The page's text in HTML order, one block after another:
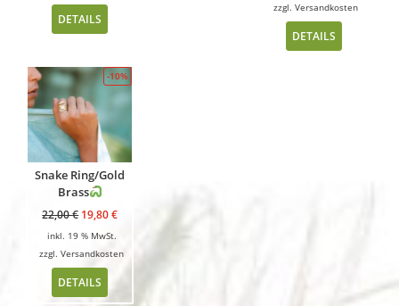
DETAILS
zzgl.Versandkosten
DETAILS
-10%
Snake Ring/Gold
Brass
22,00€ 19,80€
inkl. 19 % MwSt.
zzgl.Versandkosten
DETAILS